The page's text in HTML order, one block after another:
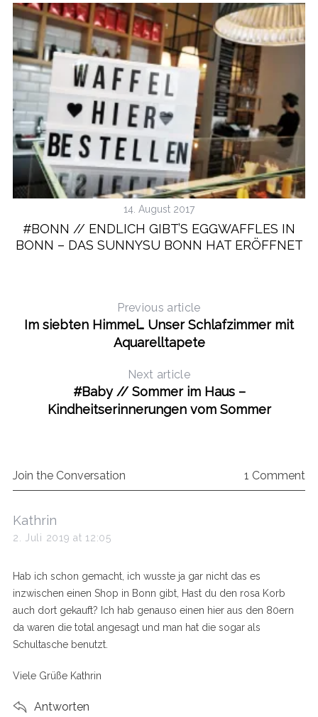
14. August 2017
#BONN // ENDLICH GIBT’S EGGWAFFLES IN
BONN – DAS SUNNYSU BONN HAT ERÖFFNET
Previous article
Im siebten Himmel… Unser Schlafzimmer mit
Aquarelltapete
Next article
#Baby // Sommer im Haus –
Kindheitserinnerungen vom Sommer
Join the Conversation 1 Comment
s
a
s
:
Kathrin
2. Juli 2019 at 12:05
Hab ich schon gemacht, ich wusste ja gar nicht das es
inzwischen einen Shop in Bonn gibt, Hast du den rosa Korb
auch dort gekauft? Ich hab genauso einen hier aus den 80ern
da waren die total angesagt und man hat die sogar als
Schultasche benutzt.
Viele Grüße Kathrin
Antworten